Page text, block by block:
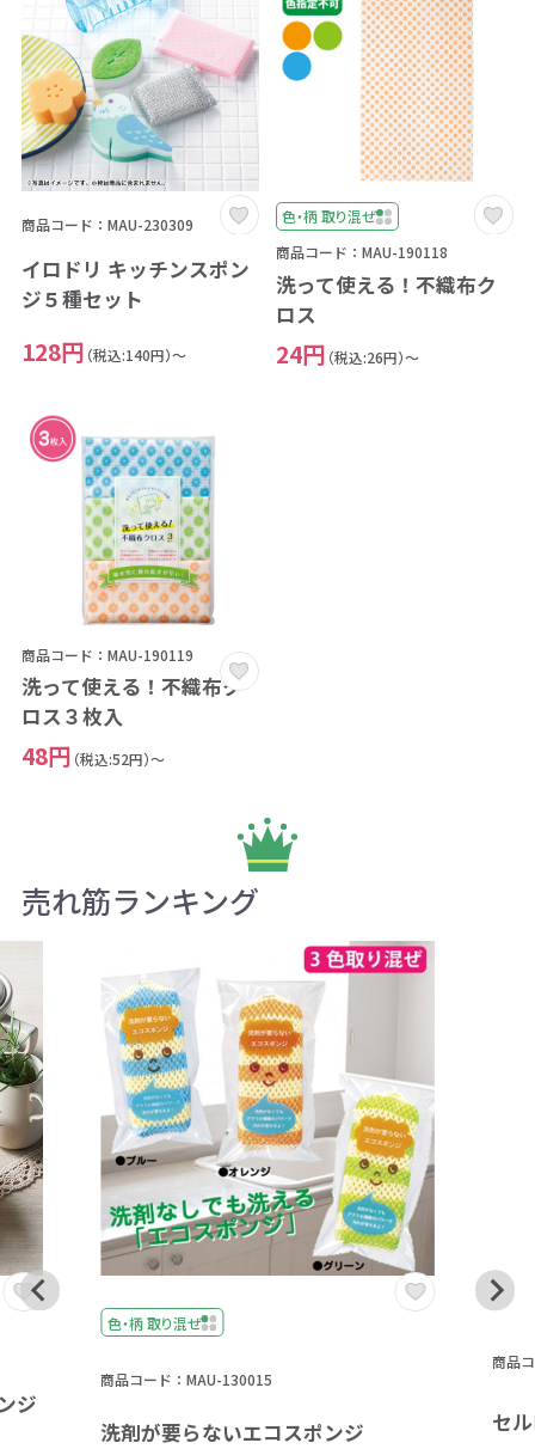
商品コード：MAU-230309
イロドリ キッチンスポン
ジ５種セット
128円 （税込:140円）～
色・柄 取り混ぜ
商品コード：MAU-190118
洗って使える！不織布ク
ロス
24円 （税込:26円）～
商品コード：MAU-190119
洗って使える！不織布ク
ロス３枚入
48円 （税込:52円）～
売れ筋ランキング
ジ
色・柄 取り混ぜ
商品コード：MAU-130015
洗剤が要らないエコスポンジ
商品
セ